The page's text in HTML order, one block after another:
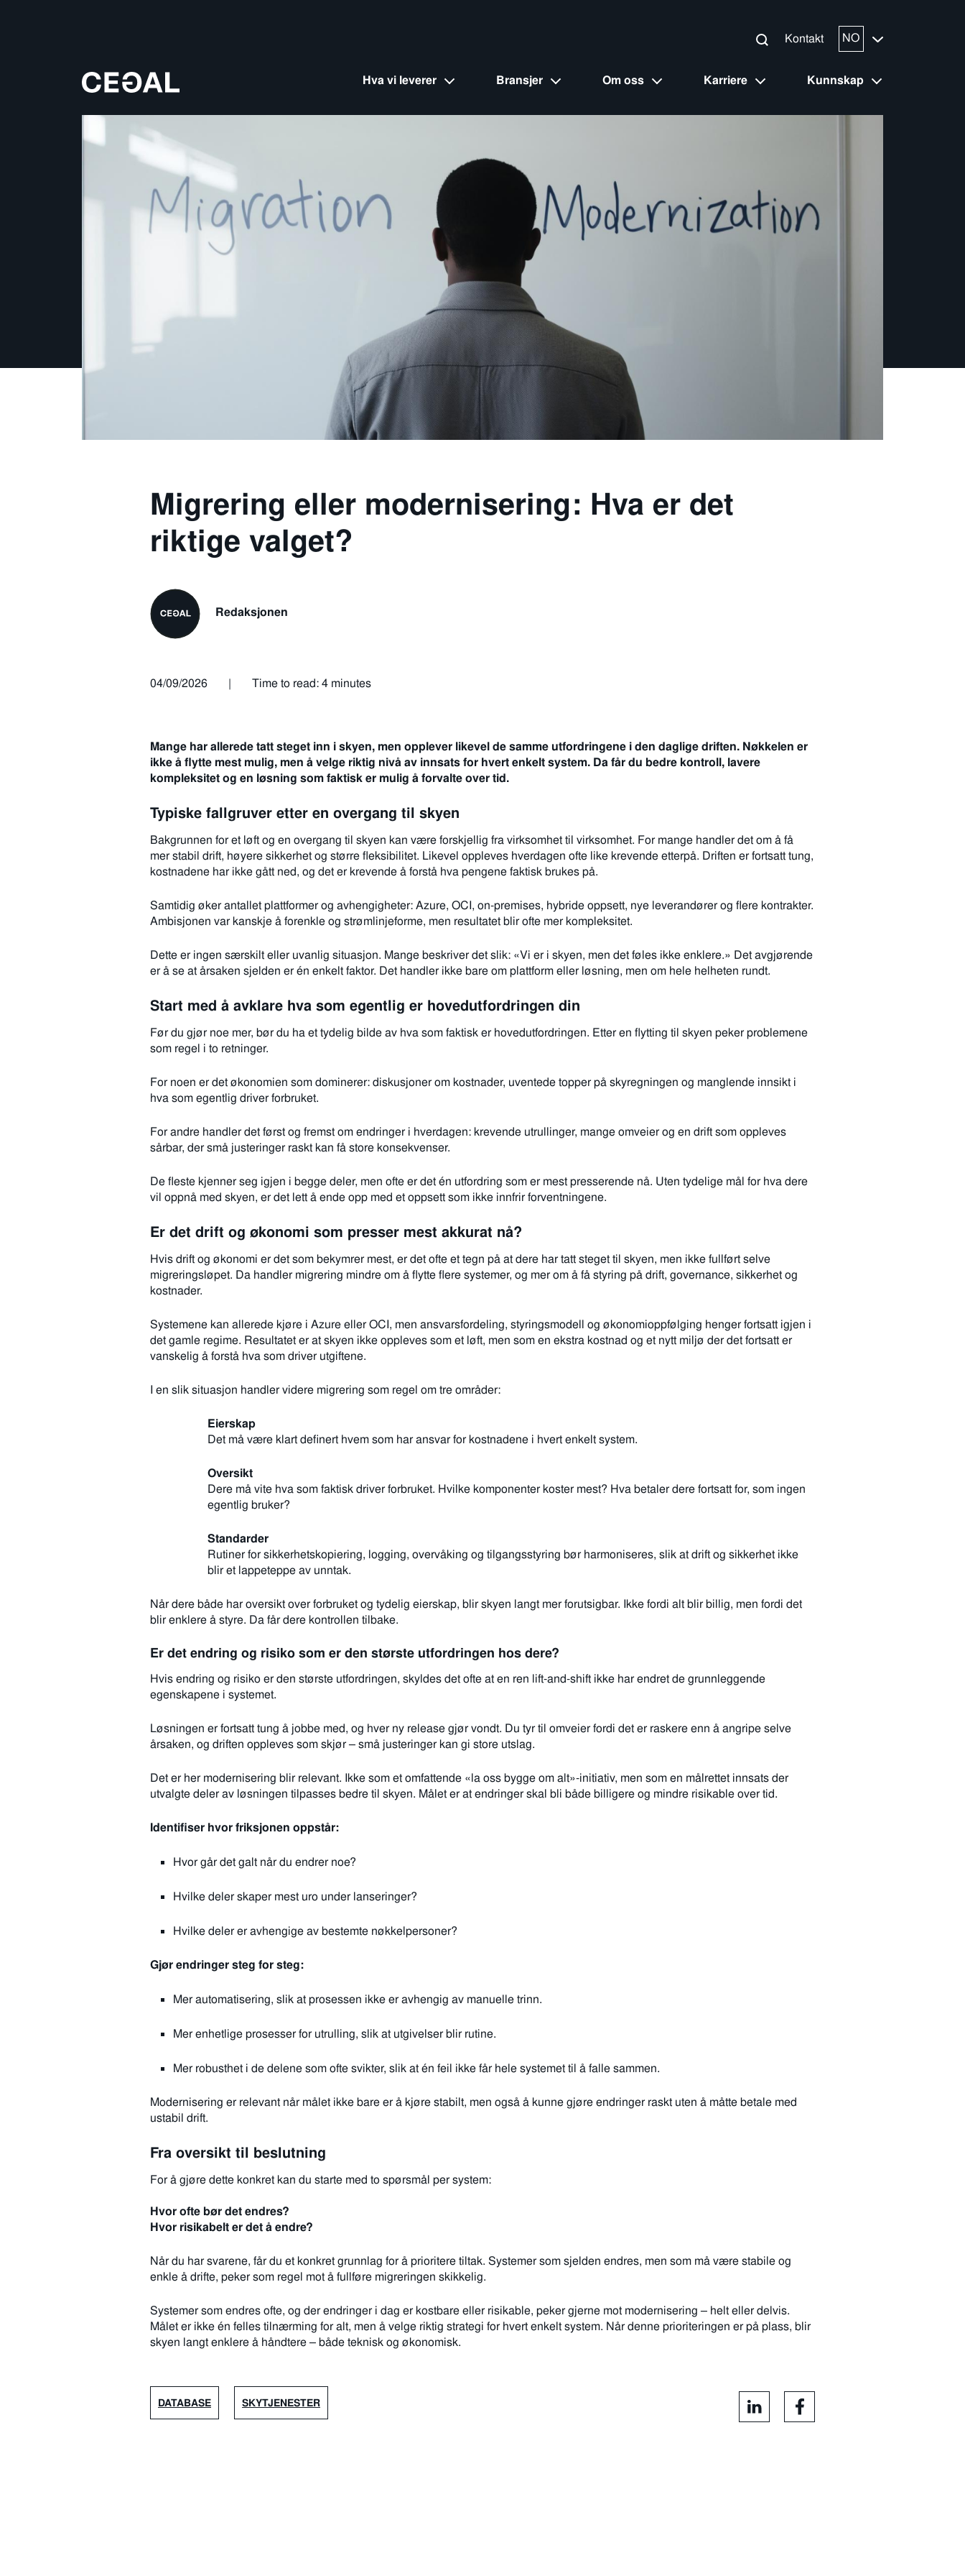
Kontakt NO
Hva vi leverer Bransjer Om oss Karriere Kunnskap
Migrering eller modernisering: Hva er det
riktige valget?
Redaksjonen
04/09/2026 | Time to read: 4 minutes
Mange har allerede tatt steget inn i skyen, men opplever likevel de samme utfordringene i den daglige driften. Nøkkelen er
ikke å flytte mest mulig, men å velge riktig nivå av innsats for hvert enkelt system. Da får du bedre kontroll, lavere
kompleksitet og en løsning som faktisk er mulig å forvalte over tid.
Typiske fallgruver etter en overgang til skyen
Bakgrunnen for et løft og en overgang til skyen kan være forskjellig fra virksomhet til virksomhet. For mange handler det om å få
mer stabil drift, høyere sikkerhet og større fleksibilitet. Likevel oppleves hverdagen ofte like krevende etterpå. Driften er fortsatt tung,
kostnadene har ikke gått ned, og det er krevende å forstå hva pengene faktisk brukes på.
Samtidig øker antallet plattformer og avhengigheter: Azure, OCI, on-premises, hybride oppsett, nye leverandører og flere kontrakter.
Ambisjonen var kanskje å forenkle og strømlinjeforme, men resultatet blir ofte mer kompleksitet.
Dette er ingen særskilt eller uvanlig situasjon. Mange beskriver det slik: «Vi er i skyen, men det føles ikke enklere.» Det avgjørende
er å se at årsaken sjelden er én enkelt faktor. Det handler ikke bare om plattform eller løsning, men om hele helheten rundt.
Start med å avklare hva som egentlig er hovedutfordringen din
Før du gjør noe mer, bør du ha et tydelig bilde av hva som faktisk er hovedutfordringen. Etter en flytting til skyen peker problemene
som regel i to retninger.
For noen er det økonomien som dominerer: diskusjoner om kostnader, uventede topper på skyregningen og manglende innsikt i
hva som egentlig driver forbruket.
For andre handler det først og fremst om endringer i hverdagen: krevende utrullinger, mange omveier og en drift som oppleves
sårbar, der små justeringer raskt kan få store konsekvenser.
De fleste kjenner seg igjen i begge deler, men ofte er det én utfordring som er mest presserende nå. Uten tydelige mål for hva dere
vil oppnå med skyen, er det lett å ende opp med et oppsett som ikke innfrir forventningene.
Er det drift og økonomi som presser mest akkurat nå?
Hvis drift og økonomi er det som bekymrer mest, er det ofte et tegn på at dere har tatt steget til skyen, men ikke fullført selve
migreringsløpet. Da handler migrering mindre om å flytte flere systemer, og mer om å få styring på drift, governance, sikkerhet og
kostnader.
Systemene kan allerede kjøre i Azure eller OCI, men ansvarsfordeling, styringsmodell og økonomioppfølging henger fortsatt igjen i
det gamle regime. Resultatet er at skyen ikke oppleves som et løft, men som en ekstra kostnad og et nytt miljø der det fortsatt er
vanskelig å forstå hva som driver utgiftene.
I en slik situasjon handler videre migrering som regel om tre områder:
Eierskap
Det må være klart definert hvem som har ansvar for kostnadene i hvert enkelt system.
Oversikt
Dere må vite hva som faktisk driver forbruket. Hvilke komponenter koster mest? Hva betaler dere fortsatt for, som ingen
egentlig bruker?
Standarder
Rutiner for sikkerhetskopiering, logging, overvåking og tilgangsstyring bør harmoniseres, slik at drift og sikkerhet ikke
blir et lappeteppe av unntak.
Når dere både har oversikt over forbruket og tydelig eierskap, blir skyen langt mer forutsigbar. Ikke fordi alt blir billig, men fordi det
blir enklere å styre. Da får dere kontrollen tilbake.
Er det endring og risiko som er den største utfordringen hos dere?
Hvis endring og risiko er den største utfordringen, skyldes det ofte at en ren lift-and-shift ikke har endret de grunnleggende
egenskapene i systemet.
Løsningen er fortsatt tung å jobbe med, og hver ny relea­se gjør vondt. Du tyr til omveier fordi det er raskere enn å angripe selve
årsaken, og driften oppleves som skjør – små justeringer kan gi store utslag.
Det er her modernisering blir relevant. Ikke som et omfattende «la oss bygge om alt»-initiativ, men som en målrettet innsats der
utvalgte deler av løsningen tilpasses bedre til skyen. Målet er at endringer skal bli både billigere og mindre risikable over tid.
Identifiser hvor friksjonen oppstår:
Hvor går det galt når du endrer noe?
Hvilke deler skaper mest uro under lanseringer?
Hvilke deler er avhengige av bestemte nøkkelpersoner?
Gjør endringer steg for steg:
Mer automatisering, slik at prosessen ikke er avhengig av manuelle trinn.
Mer enhetlige prosesser for utrulling, slik at utgivelser blir rutine.
Mer robusthet i de delene som ofte svikter, slik at én feil ikke får hele systemet til å falle sammen.
Modernisering er relevant når målet ikke bare er å kjøre stabilt, men også å kunne gjøre endringer raskt uten å måtte betale med
ustabil drift.
Fra oversikt til beslutning
For å gjøre dette konkret kan du starte med to spørsmål per system:
Hvor ofte bør det endres?
Hvor risikabelt er det å endre?
Når du har svarene, får du et konkret grunnlag for å prioritere tiltak. Systemer som sjelden endres, men som må være stabile og
enkle å drifte, peker som regel mot å fullføre migreringen skikkelig.
Systemer som endres ofte, og der endringer i dag er kostbare eller risikable, peker gjerne mot modernisering – helt eller delvis.
Målet er ikke én felles tilnærming for alt, men å velge riktig strategi for hvert enkelt system. Når denne prioriteringen er på plass, blir
skyen langt enklere å håndtere – både teknisk og økonomisk.
DATABASE SKYTJENESTER